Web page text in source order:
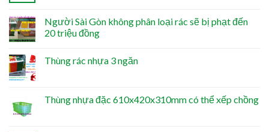
Người Sài Gòn không phân loại rác sẽ bị phạt đến
20 triệu đồng
Thùng rác nhựa 3 ngăn
Thùng nhựa đặc 610x420x310mm có thể xếp chồng